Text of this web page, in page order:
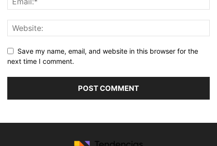
Save my name, email, and website in this browser for the
next time I comment.